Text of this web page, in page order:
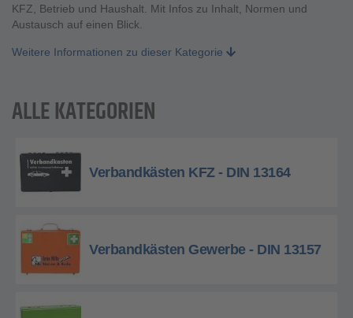
KFZ, Betrieb und Haushalt. Mit Infos zu Inhalt, Normen und
Austausch auf einen Blick.
Weitere Informationen zu dieser Kategorie
ALLE KATEGORIEN
Verbandkästen KFZ - DIN 13164
Verbandkästen Gewerbe - DIN 13157